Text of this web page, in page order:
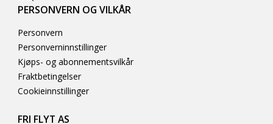
PERSONVERN OG VILKÅR
Personvern
Personverninnstillinger
Kjøps- og abonnementsvilkår
Fraktbetingelser
Cookieinnstillinger
FRI FLYT AS